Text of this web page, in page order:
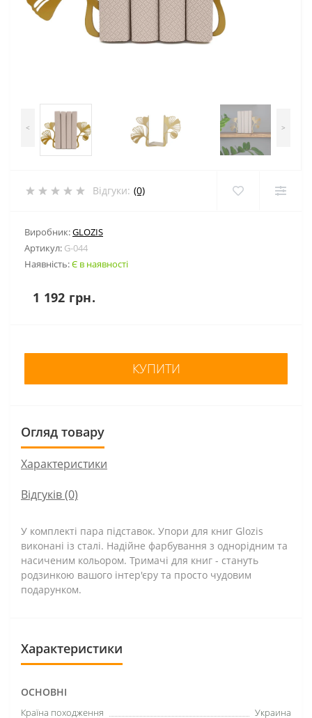
< >
Відгуки: (0)
Виробник:GLOZIS
Артикул: G-044
Наявність:Є в наявності
1 192 грн.
КУПИТИ
Огляд товару
Характеристики
Відгуків (0)
У комплекті пара підставок. Упори для книг Glozis
виконані із сталі. Надійне фарбування з однорідним та
насиченим кольором. Тримачі для книг - стануть
родзинкою вашого інтер'єру та просто чудовим
подарунком.
Характеристики
ОСНОВНІ
Країна походження
Украина